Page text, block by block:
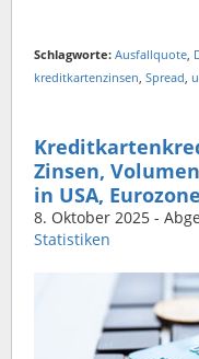
Schlagworte: Ausfallquote,
kreditkartenzinsen, Spread,
Zinsen,
in USA,
8. Oktober 2025 -
Statistiken